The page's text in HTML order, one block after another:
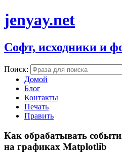
jenyay.net
Софт, исходники и
Поиск:
Домой
Блог
Контакты
Печать
Править
Как обрабатывать
на графиках Matplotlib